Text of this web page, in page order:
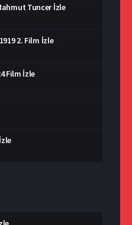
Tuncer İzle
2. Film İzle
Film İzle